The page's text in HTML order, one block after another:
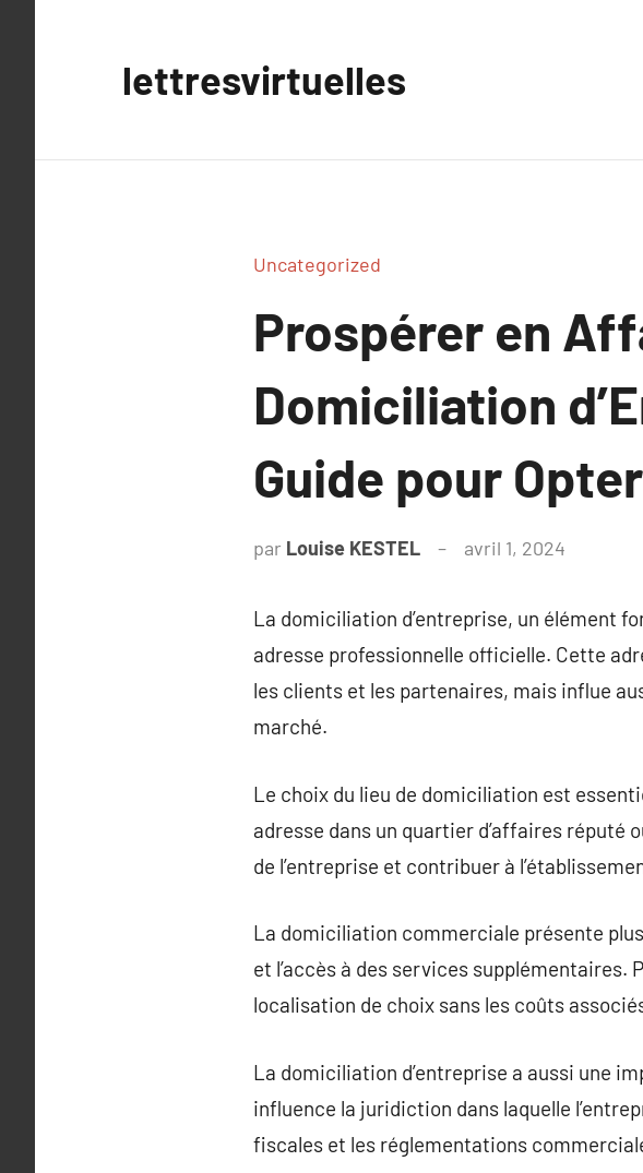
lettresvirtuelles
Uncategorized
Prospérer en
Domiciliation
Guide pour
par Louise KESTEL avril 1, 2024
La domiciliation d’entreprise, un élément
adresse professionnelle officielle. Cette
les clients et les partenaires, mais influe
marché.
Le choix du lieu de domiciliation est
adresse dans un quartier d’affaires réputé
de l’entreprise et contribuer à
La domiciliation commerciale présente
et l’accès à des services
localisation de choix sans les coûts
La domiciliation d’entreprise a aussi une
influence la juridiction dans laquelle
fiscales et les réglementations